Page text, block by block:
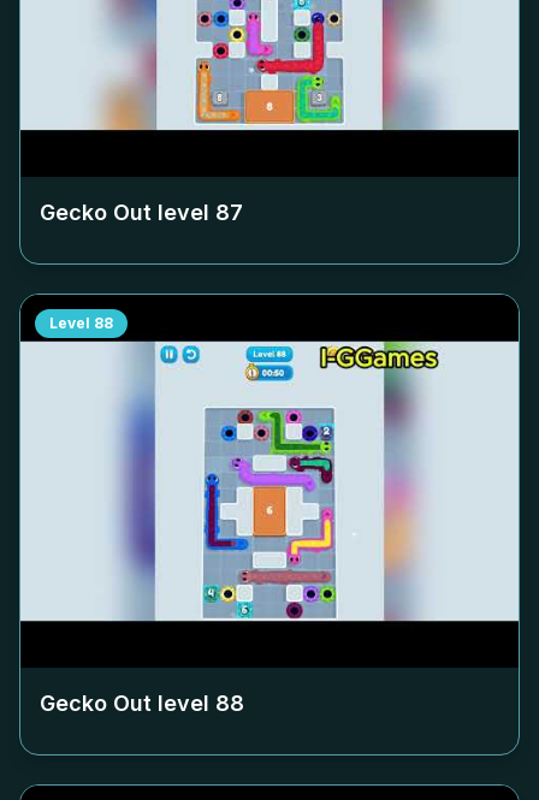
Gecko Out level 87
Level 88
Gecko Out level 88